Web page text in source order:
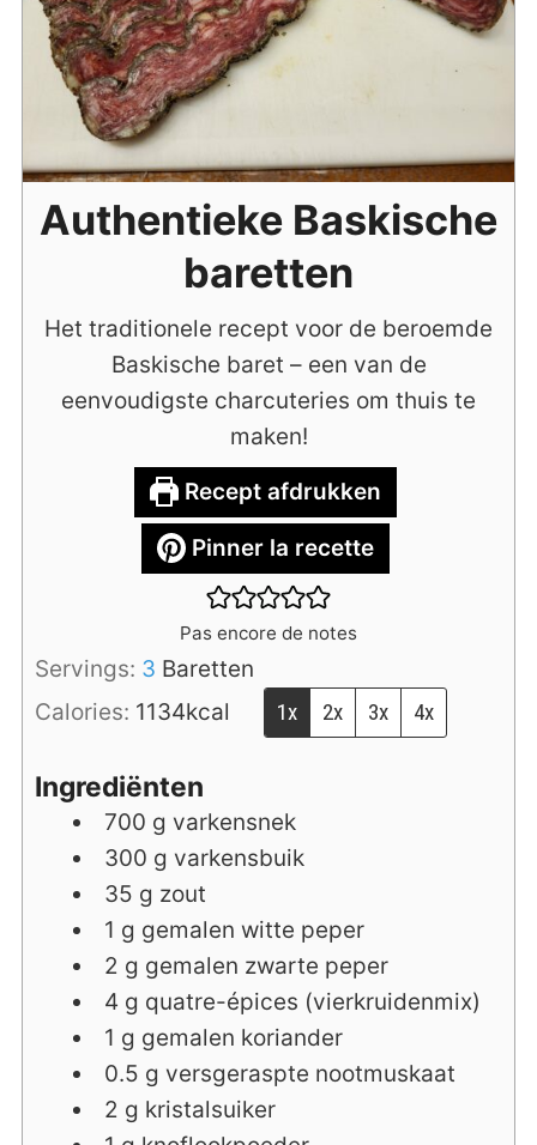
Authentieke Baskische
baretten
Het traditionele recept voor de beroemde
Baskische baret – een van de
eenvoudigste charcuteries om thuis te
maken!
Recept afdrukken
Pinner la recette
Pas encore de notes
Servings: 3 Baretten
Calories: 1134kcal 1x 2x 3x 4x
Ingrediënten
700 g varkensnek
300 g varkensbuik
35 g zout
1 g gemalen witte peper
2 g gemalen zwarte peper
4 g quatre-épices (vierkruidenmix)
1 g gemalen koriander
0.5 g versgeraspte nootmuskaat
2 g kristalsuiker